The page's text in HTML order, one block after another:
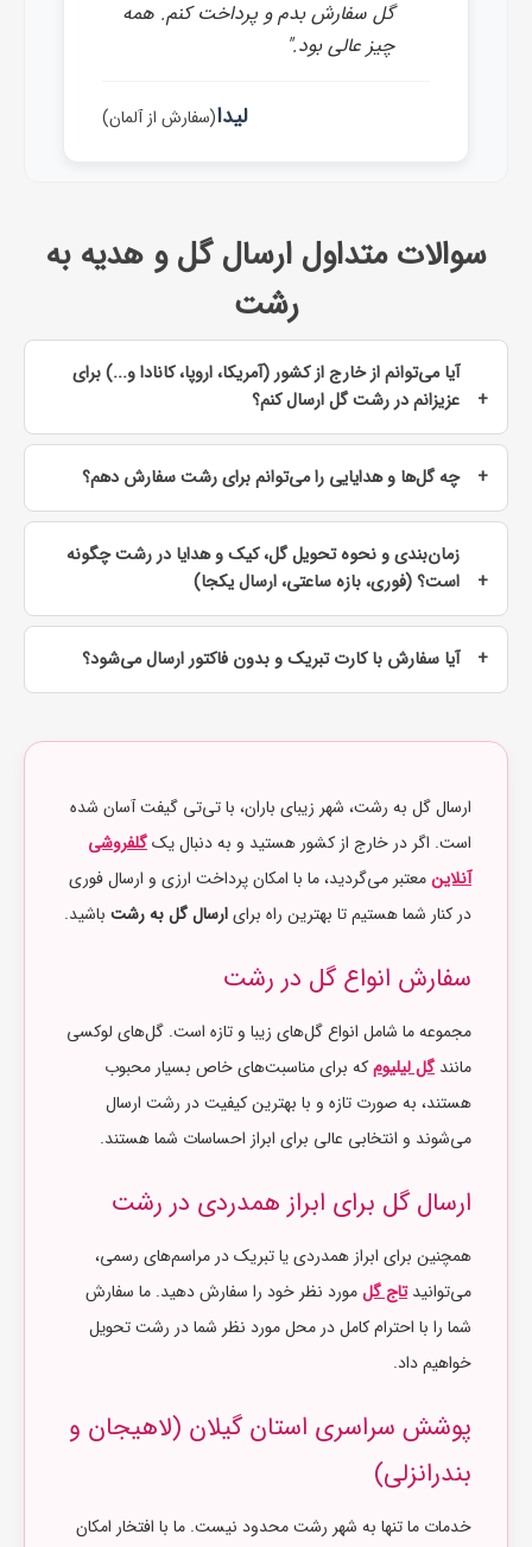
گل سفارش بدم و پرداخت کنم. همه
چیز عالی بود."
لیدا(سفارش از آلمان)
سوالات متداول ارسال گل و هدیه به
رشت
آیا می‌توانم از خارج از کشور (آمریکا، اروپا، کانادا و...) برای
عزیزانم در رشت گل ارسال کنم؟
چه گل‌ها و هدایایی را می‌توانم برای رشت سفارش دهم؟
زمان‌بندی و نحوه تحویل گل، کیک و هدایا در رشت چگونه
است؟ (فوری، بازه ساعتی، ارسال یکجا)
آیا سفارش با کارت تبریک و بدون فاکتور ارسال می‌شود؟
ارسال گل به رشت، شهر زیبای باران، با تی‌تی گیفت آسان شده
است. اگر در خارج از کشور هستید و به دنبال یکگلفروشی
آنلاینمعتبر می‌گردید، ما با امکان پرداخت ارزی و ارسال فوری
در کنار شما هستیم تا بهترین راه برایارسال گل به رشت باشید.
سفارش انواع گل در رشت
مجموعه ما شامل انواع گل‌های زیبا و تازه است. گل‌های لوکسی
مانند گل لیلیومکه برای مناسبت‌های خاص بسیار محبوب
هستند، به صورت تازه و با بهترین کیفیت در رشت ارسال
می‌شوند و انتخابی عالی برای ابراز احساسات شما هستند.
ارسال گل برای ابراز همدردی در رشت
همچنین برای ابراز همدردی یا تبریک در مراسم‌های رسمی،
می‌توانیدتاج گلمورد نظر خود را سفارش دهید. ما سفارش
شما را با احترام کامل در محل مورد نظر شما در رشت تحویل
خواهیم داد.
پوشش سراسری استان گیلان (لاهیجان و
بندرانزلی)
خدمات ما تنها به شهر رشت محدود نیست. ما با افتخار امکان